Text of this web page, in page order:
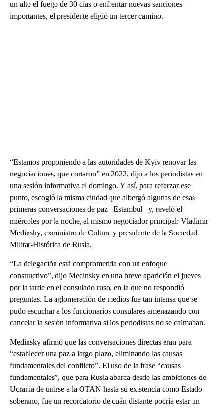
un alto el fuego de 30 días o enfrentar nuevas sanciones
importantes, el presidente eligió un tercer camino.
“Estamos proponiendo a las autoridades de Kyiv renovar las
negociaciones, que cortaron” en 2022, dijo a los periodistas en
una sesión informativa el domingo. Y así, para reforzar ese
punto, escogió la misma ciudad que albergó algunas de esas
primeras conversaciones de paz –Estambul– y, reveló el
miércoles por la noche, al mismo negociador principal: Vladimir
Medinsky, exministro de Cultura y presidente de la Sociedad
Militar-Histórica de Rusia.
“La delegación está comprometida con un enfoque
constructivo”, dijo Medinsky en una breve aparición el jueves
por la tarde en el consulado ruso, en la que no respondió
preguntas. La aglomeración de medios fue tan intensa que se
pudo escuchar a los funcionarios consulares amenazando con
cancelar la sesión informativa si los periodistas no se calmaban.
Medinsky afirmó que las conversaciones directas eran para
“establecer una paz a largo plazo, eliminando las causas
fundamentales del conflicto”. El uso de la frase “causas
fundamentales”, que para Rusia abarca desde las ambiciones de
Ucrania de unirse a la OTAN hasta su existencia como Estado
soberano, fue un recordatorio de cuán distante podría estar un